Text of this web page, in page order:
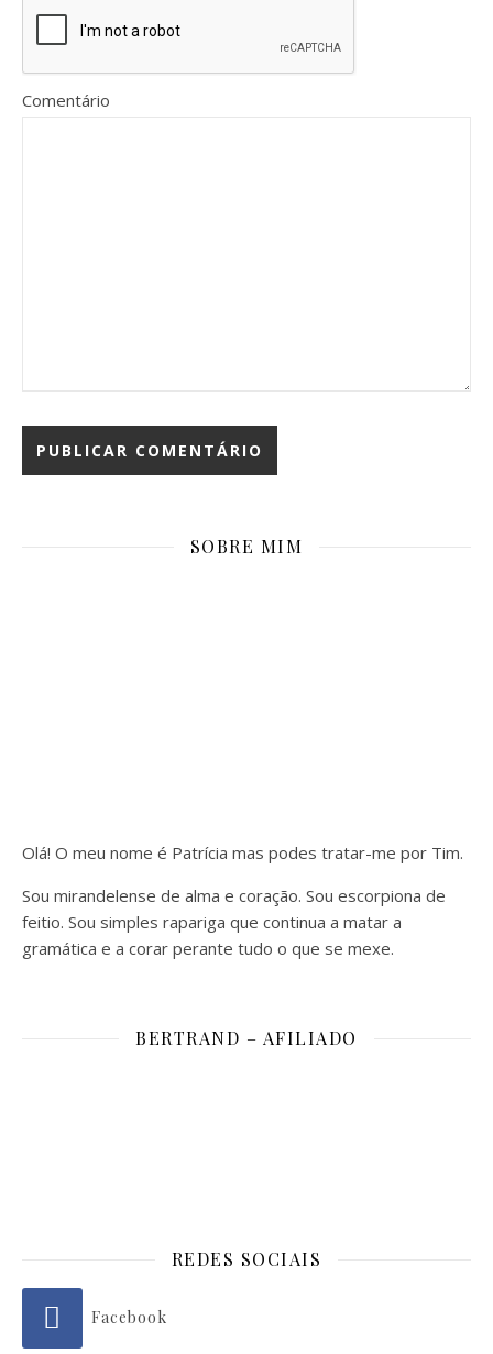
Comentário
SOBRE MIM
Olá! O meu nome é Patrícia mas podes tratar-me por Tim.
Sou mirandelense de alma e coração. Sou escorpiona de
feitio. Sou simples rapariga que continua a matar a
gramática e a corar perante tudo o que se mexe.
BERTRAND – AFILIADO
REDES SOCIAIS
Facebook